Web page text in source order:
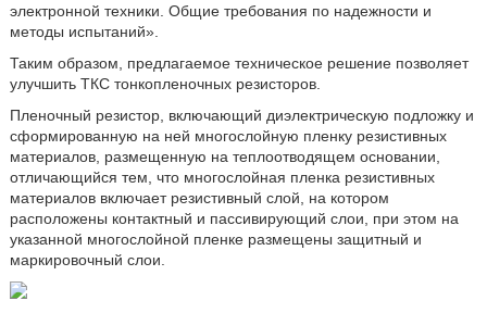
электронной техники. Общие требования по надежности и
методы испытаний».
Таким образом, предлагаемое техническое решение позволяет
улучшить ТКС тонкопленочных резисторов.
Пленочный резистор, включающий диэлектрическую подложку и
сформированную на ней многослойную пленку резистивных
материалов, размещенную на теплоотводящем основании,
отличающийся тем, что многослойная пленка резистивных
материалов включает резистивный слой, на котором
расположены контактный и пассивирующий слои, при этом на
указанной многослойной пленке размещены защитный и
маркировочный слои.